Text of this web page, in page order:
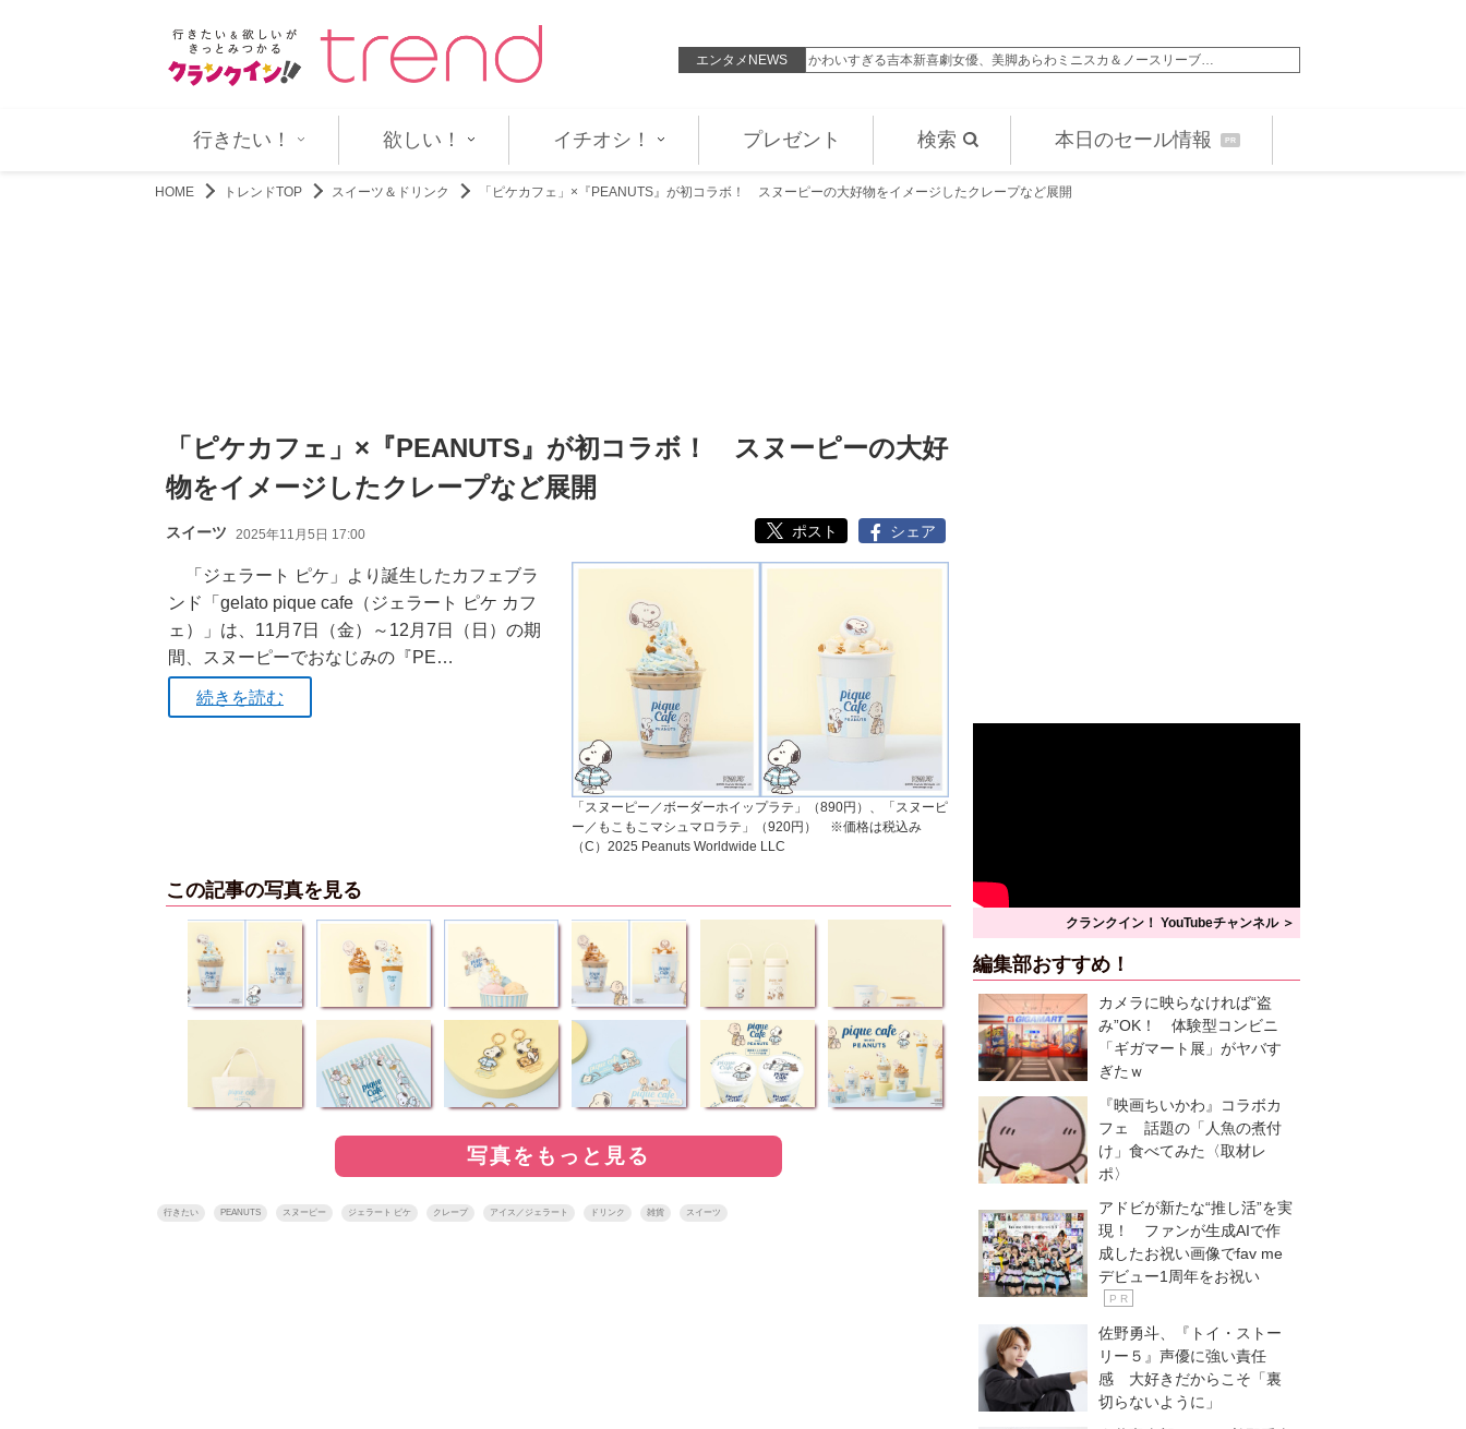
エンタメNEWS
『ラストノート』澄晴、葵に告白「言ったー！」「ドキドキする」… かわいすぎる吉本新喜劇女優、美脚あらわミニスカ＆ノースリーブ…
行きたい！ 欲しい！ イチオシ！ プレゼント 検索 本日のセール情報 PR
HOME トレンドTOP スイーツ＆ドリンク 「ピケカフェ」×『PEANUTS』が初コラボ！ スヌーピーの大好物をイメージしたクレープなど展開
「ピケカフェ」×『PEANUTS』が初コラボ！ スヌーピーの大好
物をイメージしたクレープなど展開
スイーツ 2025年11月5日 17:00 ポスト シェア
「スヌーピー／ボーダーホイップラテ」（890円）、「スヌーピ
ー／もこもこマシュマロラテ」（920円） ※価格は税込み
（C）2025 Peanuts Worldwide LLC
「ジェラート ピケ」より誕生したカフェブラ
ンド「gelato pique cafe（ジェラート ピケ カフ
ェ）」は、11月7日（金）～12月7日（日）の期
間、スヌーピーでおなじみの『PE…
続きを読む
この記事の写真を見る
写真をもっと見る
行きたい PEANUTS スヌーピー ジェラート ピケ クレープ アイス／ジェラート ドリンク 雑貨 スイーツ
クランクイン！ YouTubeチャンネル ＞
編集部おすすめ！
カメラに映らなければ“盗
み”OK！ 体験型コンビニ
「ギガマート展」がヤバす
ぎたｗ
『映画ちいかわ』コラボカ
フェ 話題の「人魚の煮付
け」食べてみた〈取材レ
ポ〉
アドビが新たな“推し活”を実
現！ ファンが生成AIで作
成したお祝い画像でfav me
デビュー1周年をお祝い
P R
佐野勇斗、『トイ・ストー
リー５』声優に強い責任
感 大好きだからこそ「裏
切らないように」